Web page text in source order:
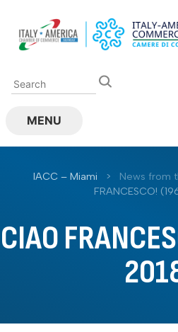
content
MENU
IACC – Miami > News from
FRANCESCO!
CIAO